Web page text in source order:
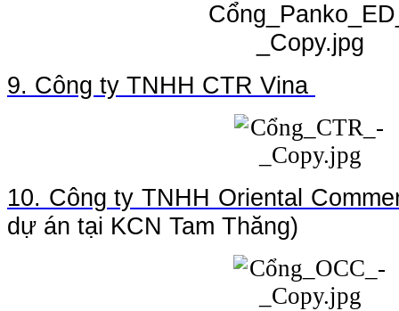
9. Công ty TNHH CTR Vina
10. Công ty TNHH Oriental
dự án tại KCN Tam Thăng)